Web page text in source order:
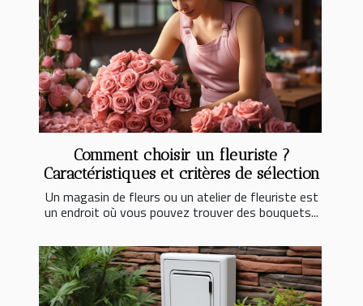
Comment choisir un fleuriste ?
Caractéristiques et critères de sélection
Un magasin de fleurs ou un atelier de fleuriste est
un endroit où vous pouvez trouver des bouquets...